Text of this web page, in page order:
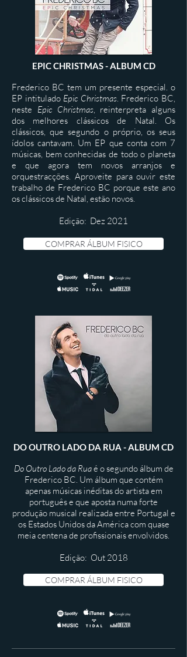
EPIC CHRISTMAS - ALBUM CD
Frederico BC tem um presente especial. o
EP intitulado Epic Christmas. Frederico BC,
neste Epic Christmas, reinterpreta alguns
dos melhores clássicos de Natal. Os
clássicos, que segundo o próprio, os seus
ídolos cantavam. Um EP que conta com 7
músicas, bem conhecidas de todo o planeta
e que agora tem novos arranjos e
orquestracções. Aproveite para ouvir este
trabalho de Frederico BC porque este ano
os clássicos de Natal, estão novos.
Edição: Dez 2021
COMPRAR ÁLBUM FISICO
DO OUTRO LADO DA RUA - ALBUM CD
Do Outro Lado da Ruaé o segundo álbum de
Frederico BC. Um álbum que contém
apenas músicas inéditas do artista em
português e que aposta numa forte
produção musical realizada entre Portugal e
os Estados Unidos da América com quase
meia centena de profissionais envolvidos.
Edição: Out 2018
COMPRAR ÁLBUM FISICO